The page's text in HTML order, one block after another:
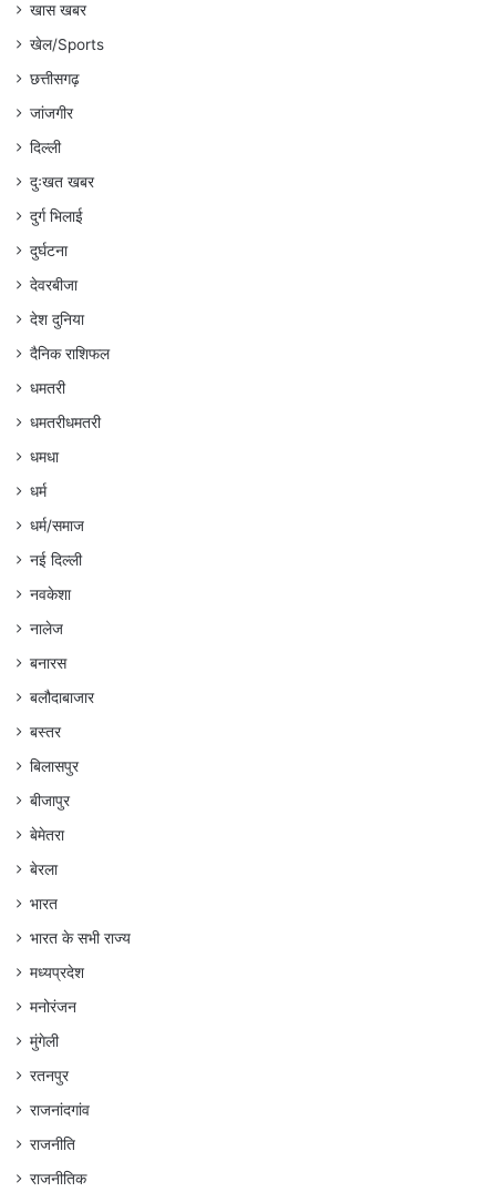
खास खबर
खेल/Sports
छत्तीसगढ़
जांजगीर
दिल्ली
दुःखत खबर
दुर्ग भिलाई
दुर्घटना
देवरबीजा
देश दुनिया
दैनिक राशिफल
धमतरी
धमतरीधमतरी
धमधा
धर्म
धर्म/समाज
नई दिल्ली
नवकेशा
नालेज
बनारस
बलौदाबाजार
बस्तर
बिलासपुर
बीजापुर
बेमेतरा
बेरला
भारत
भारत के सभी राज्य
मध्यप्रदेश
मनोरंजन
मुंगेली
रतनपुर
राजनांदगांव
राजनीति
राजनीतिक